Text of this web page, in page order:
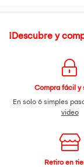
Conexiones: USB
Funciona con
Contenido del
1 par de
Estuche de
Manual de usuario
Funda protectora
¡Descubre y
Compra fácil y
En solo 6 simples
video
Retiro en